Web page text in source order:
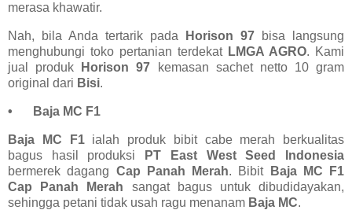
merasa khawatir.
Nah, bila Anda tertarik pada Horison 97 bisa langsung
menghubungi toko pertanian terdekat LMGA AGRO. Kami
jual produk
Horison 97 kemasan sachet netto 10 gram
original dari Bisi.
• Baja MC F1
Baja MC F1ialah produk bibit cabe merah berkualitas
bagus hasil produksi
PT East West Seed Indonesia
bermerek dagang Cap Panah Merah. Bibit
Baja MC F1
Cap Panah Merah sangat bagus untuk dibudidayakan,
sehingga petani tidak usah ragu menanam Baja MC.